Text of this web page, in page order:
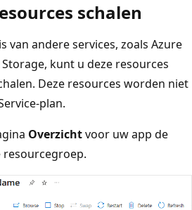
schalen
van andere services, zoals Azure
kunt u deze resources
Deze resources worden niet
plan.
Overzichtvoor uw app de